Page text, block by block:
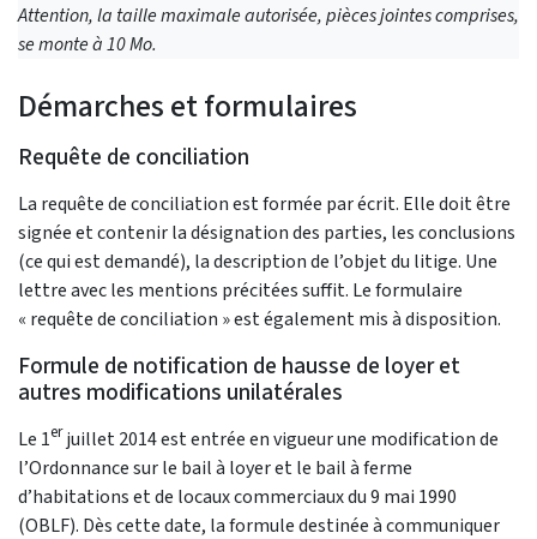
Attention, la taille maximale autorisée, pièces jointes comprises,
se monte à 10 Mo.
Démarches et formulaires
Requête de conciliation
La requête de conciliation est formée par écrit. Elle doit être
signée et contenir la désignation des parties, les conclusions
(ce qui est demandé), la description de l’objet du litige. Une
lettre avec les mentions précitées suffit. Le formulaire
« requête de conciliation » est également mis à disposition.
Formule de notification de hausse de loyer et
autres modifications unilatérales
Le 1er juillet 2014 est entrée en vigueur une modification de
l’Ordonnance sur le bail à loyer et le bail à ferme
d’habitations et de locaux commerciaux du 9 mai 1990
(OBLF). Dès cette date, la formule destinée à communiquer